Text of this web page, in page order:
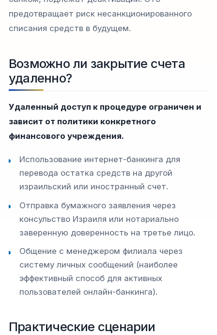
предотвращает риск несанкционированного
списания средств в будущем.
Возможно ли закрытие счета
удаленно?
Удаленный доступ к процедуре ограничен и
зависит от политики конкретного
финансового учреждения.
Использование интернет-банкинга для
перевода остатка средств на другой
израильский или иностранный счет.
Отправка бумажного заявления через
консульство Израиля или нотариально
заверенную доверенность на третье лицо.
Общение с менеджером филиала через
систему личных сообщений (наиболее
эффективный способ для активных
пользователей онлайн-банкинга).
Практические сценарии